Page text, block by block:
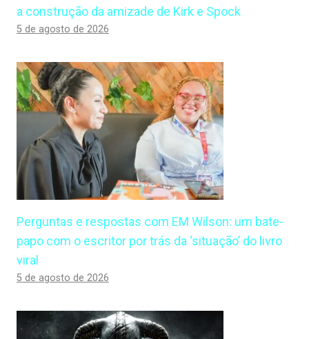
a construção da amizade de Kirk e Spock
5 de agosto de 2026
Perguntas e respostas com EM Wilson: um bate-
papo com o escritor por trás da ‘situação’ do livro
viral
5 de agosto de 2026